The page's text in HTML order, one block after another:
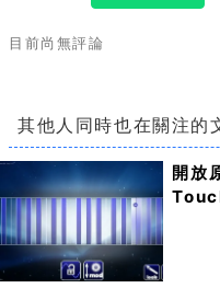
目前尚無評論
其他人同時也在關注的
開放